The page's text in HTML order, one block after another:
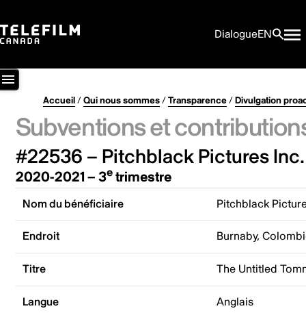
DialogueEN
Accueil/Qui nous sommes/Transparence/Divulgation
Subventions et
#22536 – Pitchblack Pictures Inc.
2020-2021 – 3etrimestre
Nom du bénéficiaire Pitchblack
Endroit Burnaby,
Titre The Untitled
Langue Anglais